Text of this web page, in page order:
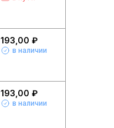
193,00 ₽
в наличии
193,00 ₽
в наличии